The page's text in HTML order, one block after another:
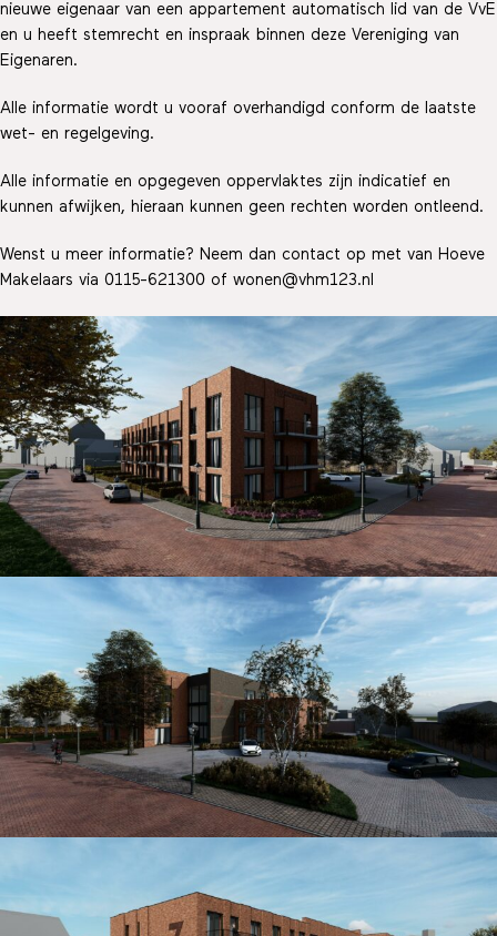
nieuwe eigenaar van een appartement automatisch lid van de VvE
en u heeft stemrecht en inspraak binnen deze Vereniging van
Eigenaren.
Alle informatie wordt u vooraf overhandigd conform de laatste
wet- en regelgeving.
Alle informatie en opgegeven oppervlaktes zijn indicatief en
kunnen afwijken, hieraan kunnen geen rechten worden ontleend.
Wenst u meer informatie? Neem dan contact op met van Hoeve
Makelaars via 0115-621300 of wonen@vhm123.nl